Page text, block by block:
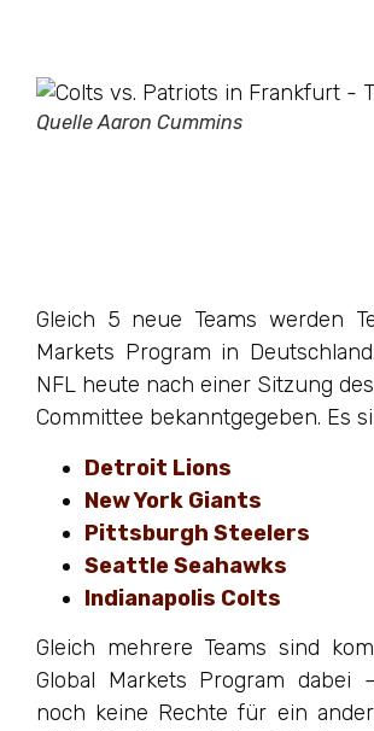
Quelle Aaron Cummins
Gleich 5 neue Teams werden
Markets Program in
NFL heute nach einer Sitzung
Committee bekanntgegeben. Es
Detroit Lions
New York Giants
Pittsburgh Steelers
Seattle Seahawks
Indianapolis Colts
Gleich mehrere Teams sind
Global Markets Program dabei
noch keine Rechte für ein